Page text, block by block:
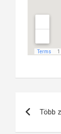
Több